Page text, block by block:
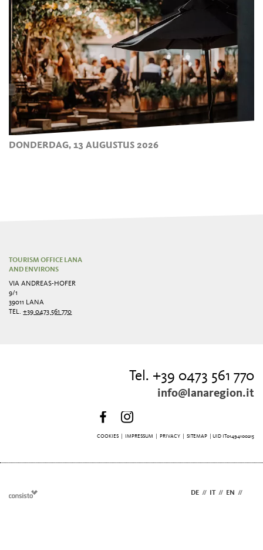
DONDERDAG, 13 AUGUSTUS 2026
TOURISM OFFICE LANA
AND ENVIRONS
VIA ANDREAS-HOFER
9/1
39011 LANA
TEL.+39 0473 561 770
Tel. +39 0473 561 770
info@lanaregion.it
COOKIES| IMPRESSUM PRIVACY| SITEMAP | UID IT01494100215
DE // IT // EN //